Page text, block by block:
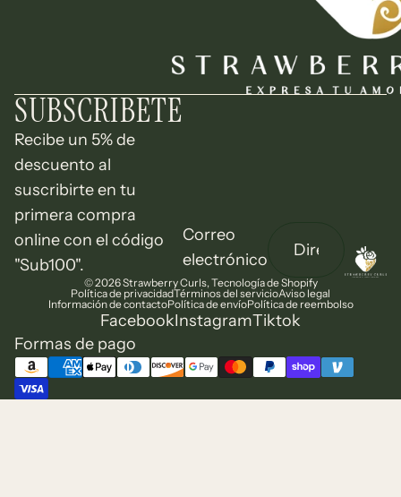
SUBSCRIBETE
Recibe un 5% de
descuento al
suscribirte en tu
primera compra
online con el código
"Sub100".
Correo
electrónico
© 2026Strawberry Curls,Tecnología de Shopify
Política de privacidadTérminos del servicioAviso legal
Información de contactoPolítica de envíoPolítica de reembolso
FacebookInstagramTiktok
Formas de pago